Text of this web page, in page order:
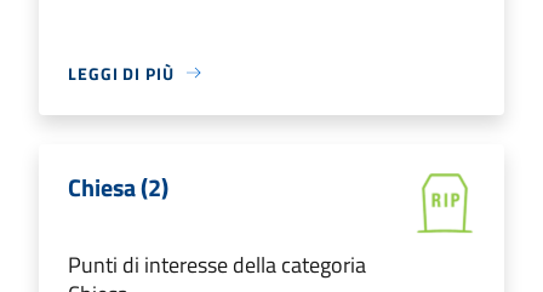
LEGGI DI PIÙ
Chiesa (2)
Punti di interesse della categoria